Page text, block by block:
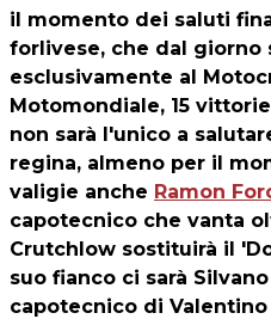
il momento dei saluti
forlivese, che dal giorno
esclusivamente al
Motomondiale, 15
non sarà l'unico a
regina, almeno per il
valigie anche Ramon
capotecnico che vanta
Crutchlow sostituirà il
suo fianco ci sarà
capotecnico di Valentino